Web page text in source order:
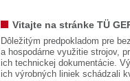
Vitajte na stránke TÜ
Dôležitým predpokladom pre
a hospodárne využitie strojov,
ich technickej dokumentácie.
ich výrobných liniek schádzali